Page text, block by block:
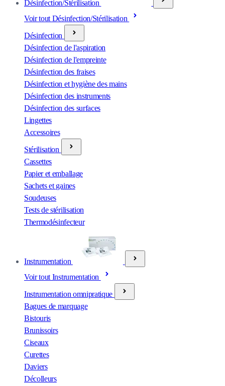
Désinfection/Stérilisation
Voir tout Désinfection/Stérilisation
Désinfection
Désinfection de l'aspiration
Désinfection de l'empreinte
Désinfection des fraises
Désinfection et hygiène des mains
Désinfection des instruments
Désinfection des surfaces
Lingettes
Accessoires
Stérilisation
Cassettes
Papier et emballage
Sachets et gaines
Soudeuses
Tests de stérilisation
Thermodésinfecteur
Instrumentation
Voir tout Instrumentation
Instrumentation omnipratique
Bagues de marquage
Bistouris
Brunissoirs
Ciseaux
Curettes
Daviers
Décolleurs